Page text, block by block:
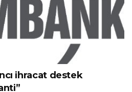
ihracat destek